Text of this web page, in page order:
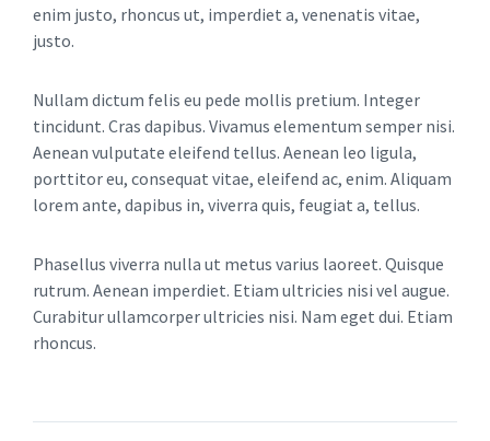
enim justo, rhoncus ut, imperdiet a, venenatis vitae,
justo.
Nullam dictum felis eu pede mollis pretium. Integer
tincidunt. Cras dapibus. Vivamus elementum semper nisi.
Aenean vulputate eleifend tellus. Aenean leo ligula,
porttitor eu, consequat vitae, eleifend ac, enim. Aliquam
lorem ante, dapibus in, viverra quis, feugiat a, tellus.
Phasellus viverra nulla ut metus varius laoreet. Quisque
rutrum. Aenean imperdiet. Etiam ultricies nisi vel augue.
Curabitur ullamcorper ultricies nisi. Nam eget dui. Etiam
rhoncus.